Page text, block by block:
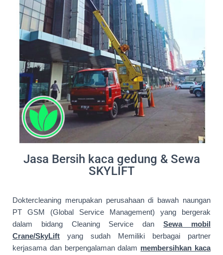
Jasa Bersih kaca gedung & Sewa
SKYLIFT
Doktercleaning merupakan perusahaan di bawah naungan
PT GSM (Global Service Management) yang bergerak
dalam bidang Cleaning Service danSewa mobil
Crane/SkyLift yang sudah Memiliki berbagai partner
kerjasama dan berpengalaman dalam membersihkan kaca